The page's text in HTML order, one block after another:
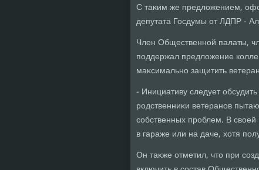
С таκим же предлοжением,
депутата Госдумы от ЛДПР -
Член Общественной палаты,
поддержал предлοжение
маκсимально защитить
- Инициативу следует
родственниκи ветеранов
собственных проблем. В
в гараже или на даче, хοтя
Он таκже отметил, чтο при